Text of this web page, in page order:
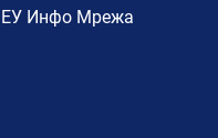
ЕУ Инфо Мрежа